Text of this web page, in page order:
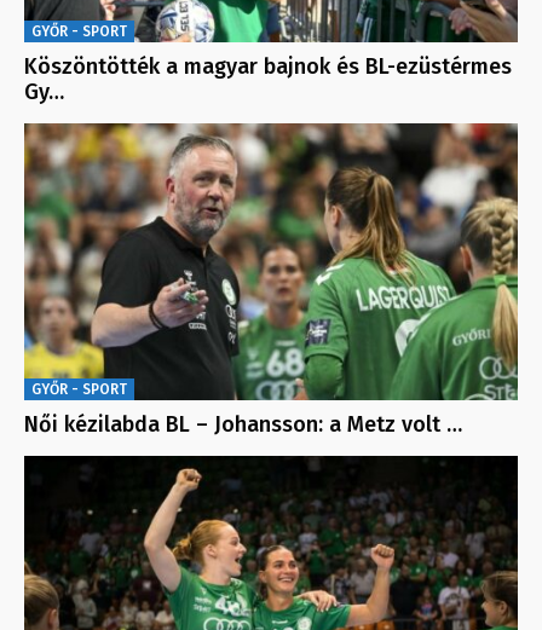
GYŐR - SPORT
Köszöntötték a magyar bajnok és BL-ezüstérmes
Gy…
GYŐR - SPORT
Női kézilabda BL – Johansson: a Metz volt …